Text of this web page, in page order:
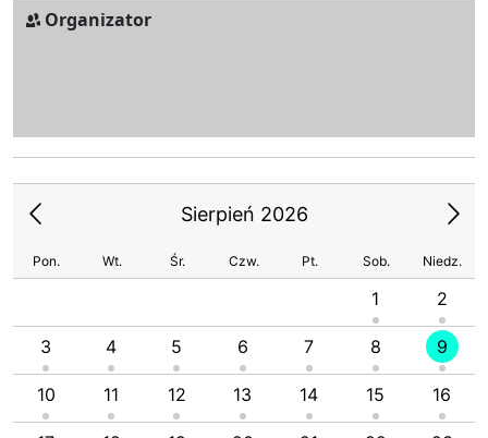
Organizator
Sierpień 2026
Pon. Wt. Śr. Czw. Pt. Sob. Niedz.
1 2
3 4 5 6 7 8 9
10 11 12 13 14 15 16